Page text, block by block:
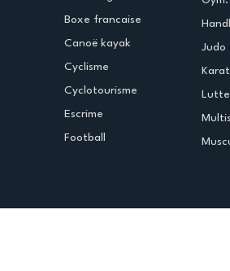
Boxe francaise
Canoë kayak
Cyclisme
Cyclotourisme
Escrime
Football
Judo
Lutte